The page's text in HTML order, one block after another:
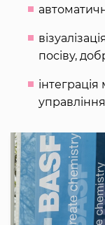
посіву,